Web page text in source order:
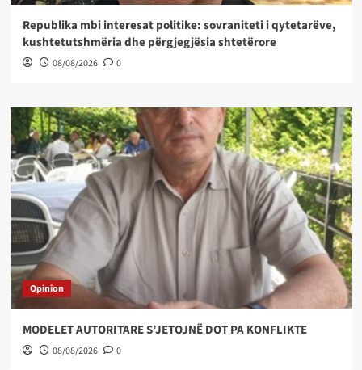
Republika mbi interesat politike: sovraniteti i qytetarëve,
kushtetutshmëria dhe përgjegjësia shtetërore
08/08/2026 0
Opinion
MODELET AUTORITARE S’JETOJNË DOT PA KONFLIKTE
08/08/2026 0